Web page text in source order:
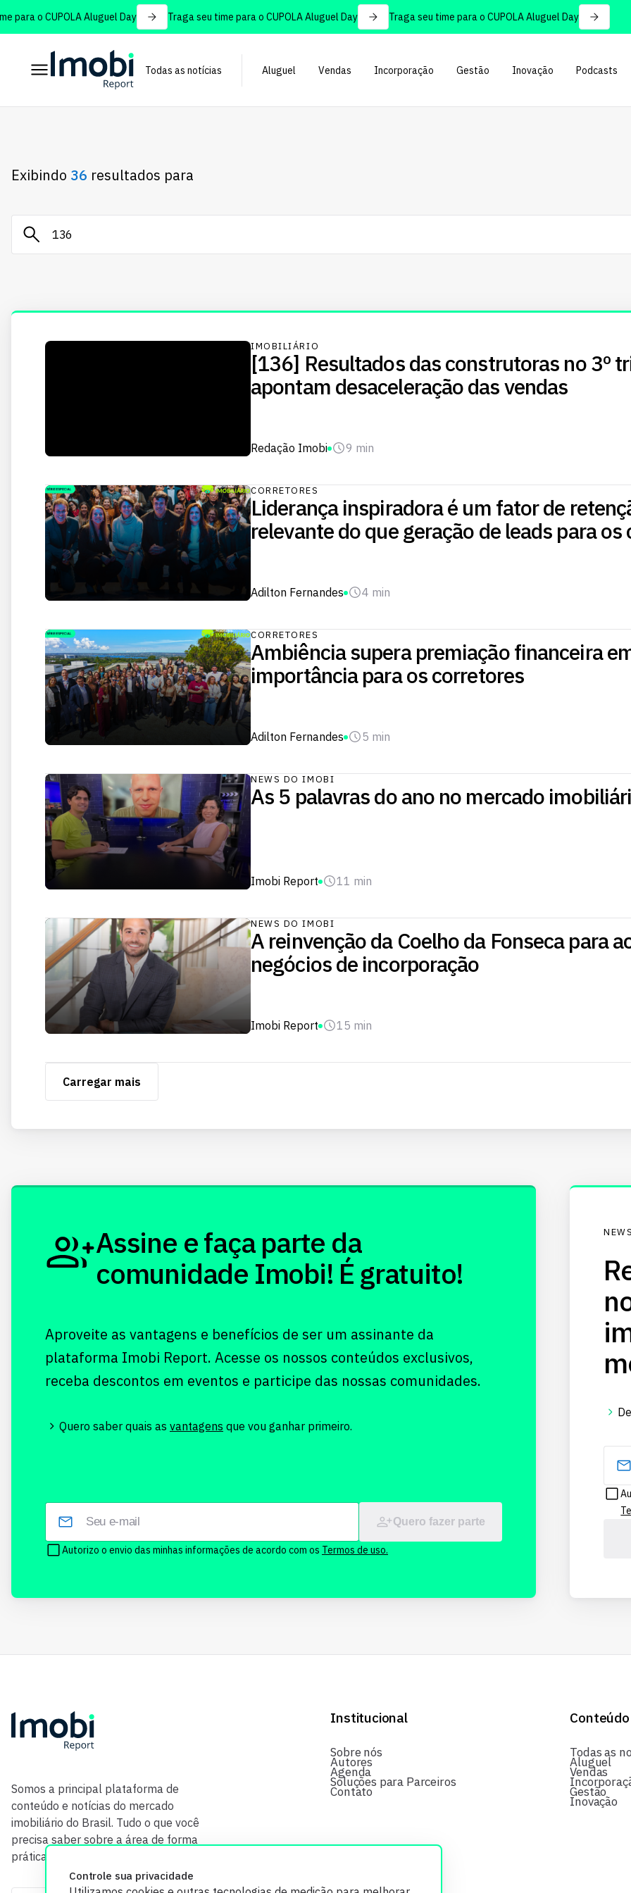
o CUPOLA Aluguel Day Traga seu time para o CUPOLA Aluguel Day Traga seu time para o CUPOLA Aluguel Day
Todas as notícias Aluguel Vendas Incorporação Gestão Inovação Podcasts
Exibindo 36 resultados para
IMOBILIÁRIO
[136] Resultados das construtoras no 3º
apontam desaceleração das vendas
Redação Imobi 9 min
CORRETORES
Liderança inspiradora é um fator de
relevante do que geração de leads para
Adilton Fernandes 4 min
CORRETORES
Ambiência supera premiação financeira
importância para os corretores
Adilton Fernandes 5 min
NEWS DO IMOBI
As 5 palavras do ano no mercado
Imobi Report 11 min
NEWS DO IMOBI
A reinvenção da Coelho da Fonseca para
negócios de incorporação
Imobi Report 15 min
Carregar mais
Controle sua privacidade
Assine e faça parte da
comunidade Imobi! É gratuito!
Aproveite as vantagens e benefícios de ser um assinante da
plataforma Imobi Report. Acesse os nossos conteúdos exclusivos,
receba descontos em eventos e participe das nossas comunidades.
Quero saber quais as vantagens que vou ganhar primeiro.
Quero fazer parte
Autorizo o envio das minhas informações de acordo com os Termos de uso.
Somos a principal plataforma de
conteúdo e notícias do mercado
imobiliário do Brasil. Tudo o que você
precisa saber sobre a área de forma
prática e com credibilidade.
Institucional
Sobre nós
Autores
Agenda
Soluções para Parceiros
Contato
Conteúdo
Todas as
Aluguel
Vendas
Gestão
Inovação